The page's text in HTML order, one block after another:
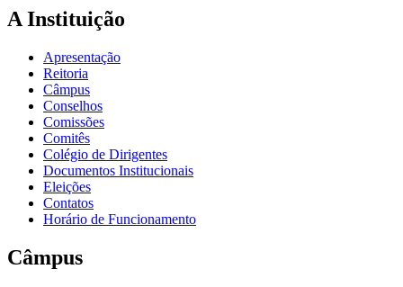
A Instituição
Apresentação
Reitoria
Câmpus
Conselhos
Comissões
Comitês
Colégio de Dirigentes
Documentos Institucionais
Eleições
Contatos
Horário de Funcionamento
Câmpus